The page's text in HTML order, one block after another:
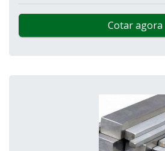
Cotar agora